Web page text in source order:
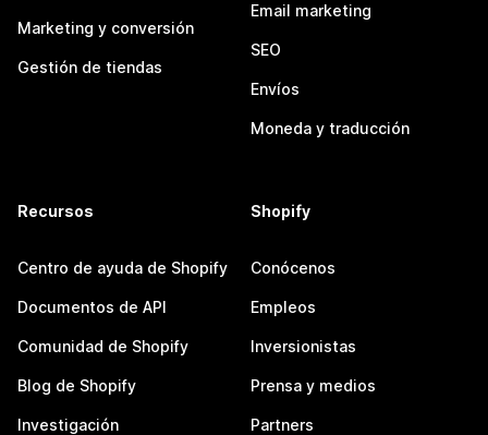
Marketing y conversión
Gestión de tiendas
Email marketing
SEO
Envíos
Moneda y traducción
Recursos
Centro de ayuda de Shopify
Documentos de API
Comunidad de Shopify
Blog de Shopify
Investigación
Shopify
Conócenos
Empleos
Inversionistas
Prensa y medios
Partners